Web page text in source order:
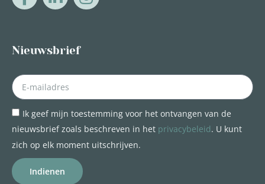
Nieuwsbrief
Ik geef mijn toestemming voor het ontvangen van de
nieuwsbrief zoals beschreven in het privacybeleid. U kunt
zich op elk moment uitschrijven.
Indienen